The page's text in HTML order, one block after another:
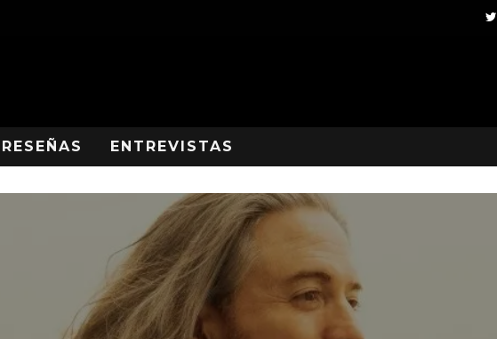
RESEÑAS ENTREVISTAS